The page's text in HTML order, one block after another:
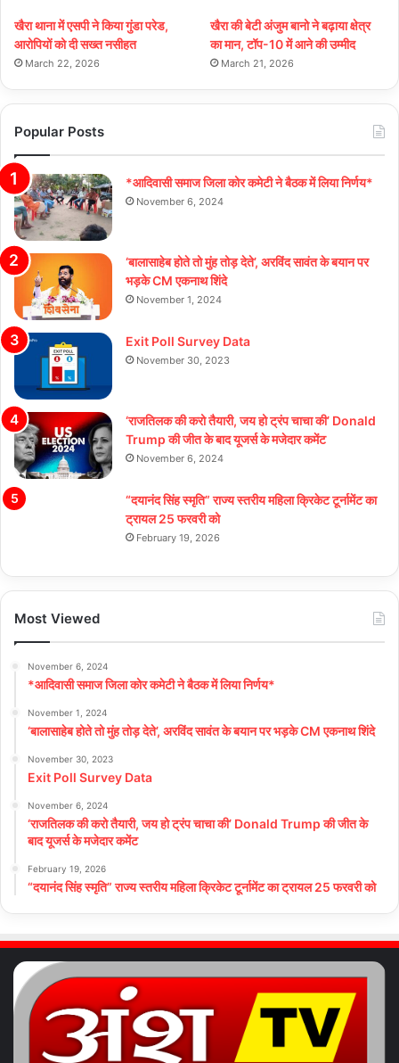
खैरा थाना में एसपी ने किया गुंडा परेड,
आरोपियों को दी सख्त नसीहत
March 22, 2026
खैरा की बेटी अंजुम बानो ने बढ़ाया क्षेत्र
का मान, टॉप-10 में आने की उम्मीद
March 21, 2026
Popular Posts
*आदिवासी समाज जिला कोर कमेटी ने बैठक में लिया निर्णय*
November 6, 2024
‘बालासाहेब होते तो मुंह तोड़ देते’, अरविंद सावंत के बयान पर
भड़के CM एकनाथ शिंदे
November 1, 2024
Exit Poll Survey Data
November 30, 2023
‘राजतिलक की करो तैयारी, जय हो ट्रंप चाचा की’ Donald
Trump की जीत के बाद यूजर्स के मजेदार कमेंट
November 6, 2024
“दयानंद सिंह स्मृति” राज्य स्तरीय महिला क्रिकेट टूर्नामेंट का
ट्रायल 25 फरवरी को
February 19, 2026
Most Viewed
November 6, 2024
*आदिवासी समाज जिला कोर कमेटी ने बैठक में लिया निर्णय*
November 1, 2024
‘बालासाहेब होते तो मुंह तोड़ देते’, अरविंद सावंत के बयान पर भड़के CM एकनाथ शिंदे
November 30, 2023
Exit Poll Survey Data
November 6, 2024
‘राजतिलक की करो तैयारी, जय हो ट्रंप चाचा की’ Donald Trump की जीत के
बाद यूजर्स के मजेदार कमेंट
February 19, 2026
“दयानंद सिंह स्मृति” राज्य स्तरीय महिला क्रिकेट टूर्नामेंट का ट्रायल 25 फरवरी को